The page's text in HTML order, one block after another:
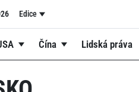
Edice
Čína Lidská práva